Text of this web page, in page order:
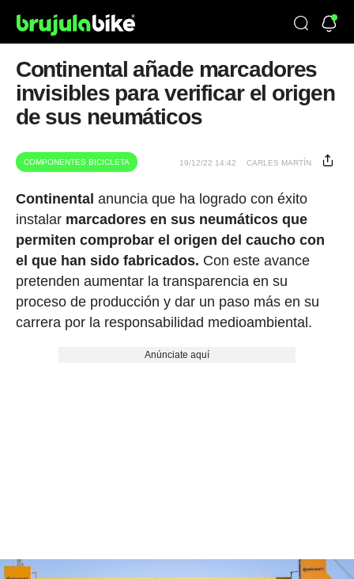
Continental añade marcadores
invisibles para verificar el origen
de sus neumáticos
COMPONENTES BICICLETA 19/12/22 14:42 CARLES MARTÍN
Continental anuncia que ha logrado con éxito
instalar marcadores en sus neumáticos que
permiten comprobar el origen del caucho con
el que han sido fabricados. Con este avance
pretenden aumentar la transparencia en su
proceso de producción y dar un paso más en su
carrera por la responsabilidad medioambiental.
Anúnciate aquí